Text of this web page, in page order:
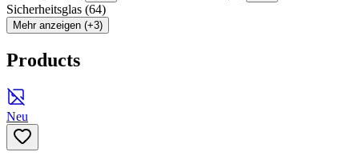
Sicherheitsglas (64)
Mehr anzeigen (+3)
Products
Neu